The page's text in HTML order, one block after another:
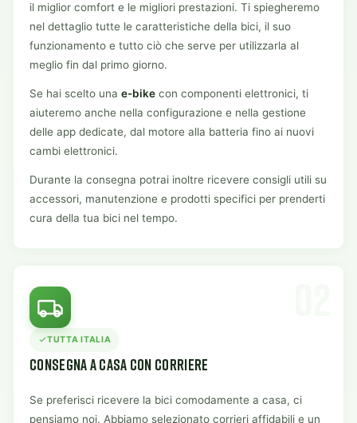
il miglior comfort e le migliori prestazioni. Ti spiegheremo
nel dettaglio tutte le caratteristiche della bici, il suo
funzionamento e tutto ciò che serve per utilizzarla al
meglio fin dal primo giorno.
Se hai scelto una e-bike con componenti elettronici, ti
aiuteremo anche nella configurazione e nella gestione
delle app dedicate, dal motore alla batteria fino ai nuovi
cambi elettronici.
Durante la consegna potrai inoltre ricevere consigli utili su
accessori, manutenzione e prodotti specifici per prenderti
cura della tua bici nel tempo.
TUTTA ITALIA
CONSEGNA A CASA CON CORRIERE
Se preferisci ricevere la bici comodamente a casa, ci
pensiamo noi. Abbiamo selezionato corrieri affidabili e un